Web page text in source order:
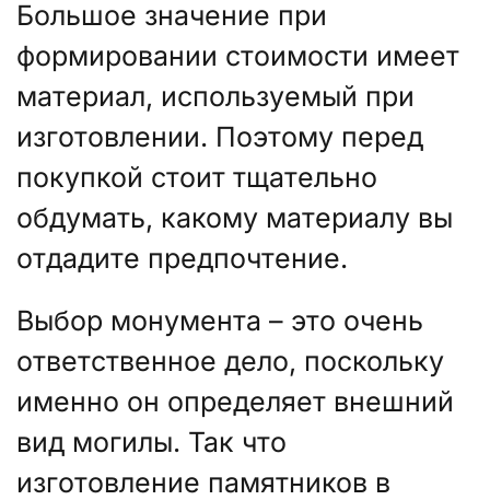
Большое значение при
формировании стоимости имеет
материал, используемый при
изготовлении. Поэтому перед
покупкой стоит тщательно
обдумать, какому материалу вы
отдадите предпочтение.
Выбор монумента – это очень
ответственное дело, поскольку
именно он определяет внешний
вид могилы. Так что
изготовление памятников в